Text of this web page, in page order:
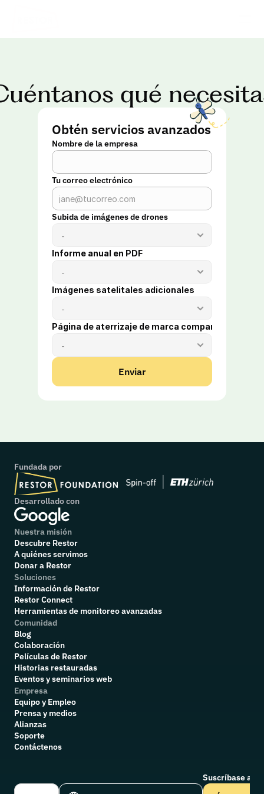
qué
Obtén servicios avanzados
Nombre de la empresa
Tu correo electrónico
Subida de imágenes de drones
Informe anual en PDF
Imágenes satelitales adicionales
Página de aterrizaje de marca compartida
Enviar
Fundada por
Desarrollado con
Nuestra misión
Descubre Restor
A quiénes servimos
Donar a Restor
Soluciones
Información de Restor
Restor Connect
Herramientas de monitoreo avanzadas
Comunidad
Blog
Colaboración
Películas de Restor
Historias restauradas
Eventos y seminarios web
Empresa
Equipo y Empleo
Prensa y medios
Alianzas
Soporte
Contáctenos
Select Language
Suscríbase a